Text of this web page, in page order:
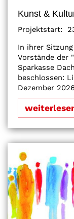
Kunst &
Projektstart:
In ihrer
Vorstände der
Sparkasse
beschlossen:
Dezember